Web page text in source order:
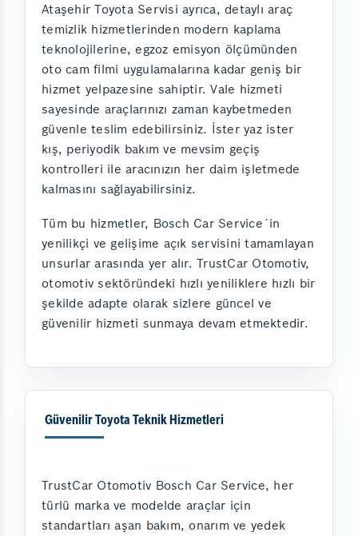
Ataşehir Toyota Servisi ayrıca, detaylı araç
temizlik hizmetlerinden modern kaplama
teknolojilerine, egzoz emisyon ölçümünden
oto cam filmi uygulamalarına kadar geniş bir
hizmet yelpazesine sahiptir. Vale hizmeti
sayesinde araçlarınızı zaman kaybetmeden
güvenle teslim edebilirsiniz. İster yaz ister
kış, periyodik bakım ve mevsim geçiş
kontrolleri ile aracınızın her daim işletmede
kalmasını sağlayabilirsiniz.
Tüm bu hizmetler, Bosch Car Service´in
yenilikçi ve gelişime açık servisini tamamlayan
unsurlar arasında yer alır. TrustCar Otomotiv,
otomotiv sektöründeki hızlı yeniliklere hızlı bir
şekilde adapte olarak sizlere güncel ve
güvenilir hizmeti sunmaya devam etmektedir.
Güvenilir Toyota Teknik Hizmetleri
TrustCar Otomotiv Bosch Car Service, her
türlü marka ve modelde araçlar için
standartları aşan bakım, onarım ve yedek